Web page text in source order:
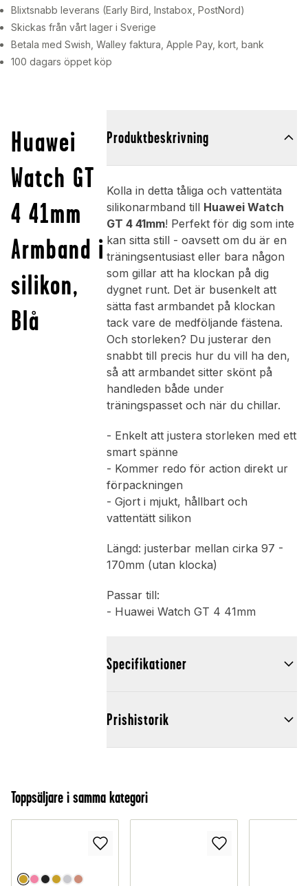
Blixtsnabb leverans (Early Bird, Instabox, PostNord)
Skickas från vårt lager i Sverige
Betala med Swish, Walley faktura, Apple Pay, kort, bank
100 dagars öppet köp
Huawei
Watch GT
4 41mm
Armband i
silikon,
Blå
Produktbeskrivning
Kolla in detta tåliga och vattentäta
silikonarmband till Huawei Watch
GT 4 41mm! Perfekt för dig som inte
kan sitta still - oavsett om du är en
träningsentusiast eller bara någon
som gillar att ha klockan på dig
dygnet runt. Det är busenkelt att
sätta fast armbandet på klockan
tack vare de medföljande fästena.
Och storleken? Du justerar den
snabbt till precis hur du vill ha den,
så att armbandet sitter skönt på
handleden både under
träningspasset och när du chillar.
- Enkelt att justera storleken med ett
smart spänne
- Kommer redo för action direkt ur
förpackningen
- Gjort i mjukt, hållbart och
vattentätt silikon
Längd: justerbar mellan cirka 97 -
170mm (utan klocka)
Passar till:
- Huawei Watch GT 4 41mm
Specifikationer
Prishistorik
Toppsäljare i samma kategori